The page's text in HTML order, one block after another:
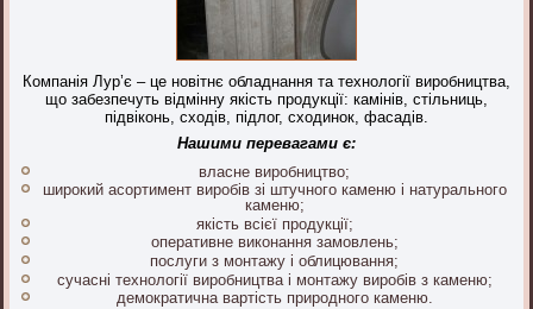
Компанія Лур’є – це новітнє обладнання та технології виробництва,
що забезпечуть відмінну якість продукції: камінів, стільниць,
підвіконь, сходів, підлог, сходинок, фасадів.
Нашими перевагами є:
власне виробництво;
широкий асортимент виробів зі штучного каменю і натурального
каменю;
якість всієї продукції;
оперативне виконання замовлень;
послуги з монтажу і облицювання;
сучасні технології виробництва і монтажу виробів з каменю;
демократична вартість природного каменю.